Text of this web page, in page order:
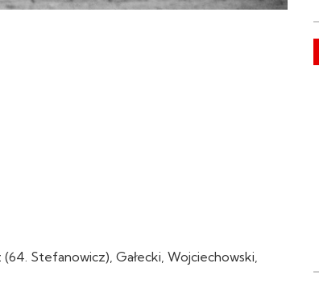
Stefanowicz), Gałecki, Wojciechowski,